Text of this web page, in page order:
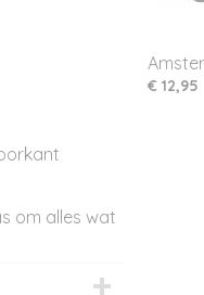
om alles wat
€ 12,95